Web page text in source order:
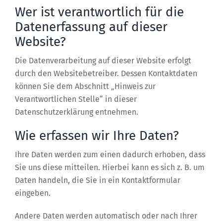
Wer ist verantwortlich für die
Datenerfassung auf dieser
Website?
Die Datenverarbeitung auf dieser Website erfolgt
durch den Websitebetreiber. Dessen Kontaktdaten
können Sie dem Abschnitt „Hinweis zur
Verantwortlichen Stelle“ in dieser
Datenschutzerklärung entnehmen.
Wie erfassen wir Ihre Daten?
Ihre Daten werden zum einen dadurch erhoben, dass
Sie uns diese mitteilen. Hierbei kann es sich z. B. um
Daten handeln, die Sie in ein Kontaktformular
eingeben.
Andere Daten werden automatisch oder nach Ihrer